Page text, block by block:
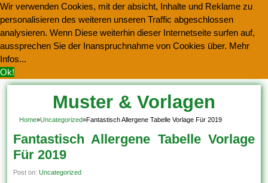
Wir verwenden Cookies, mit der absicht, Inhalte und Reklame zu
personalisieren des weiteren unseren Traffic abgeschlossen
analysieren. Wenn Diese weiterhin dieser Internetseite surfen auf,
aussprechen Sie der Inanspruchnahme von Cookies über. Mehr
Infos...
Ok!
Muster & Vorlagen
Kostenlos Herunterladen
Home»Uncategorized»Fantastisch Allergene Tabelle Vorlage Für 2019
Fantastisch Allergene Tabelle Vorlage
Für 2019
Post on:Uncategorized